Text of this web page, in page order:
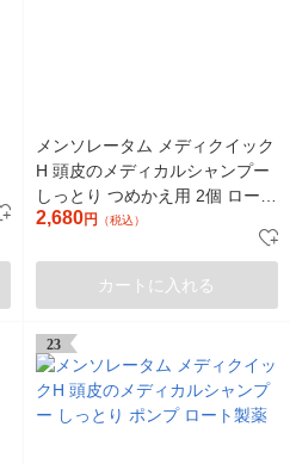
メンソレータム メディクイック
H 頭皮のメディカルシャンプー
しっとり つめかえ用 2個 ロート
製薬
2,680円 （税込）
カートに入れる
23